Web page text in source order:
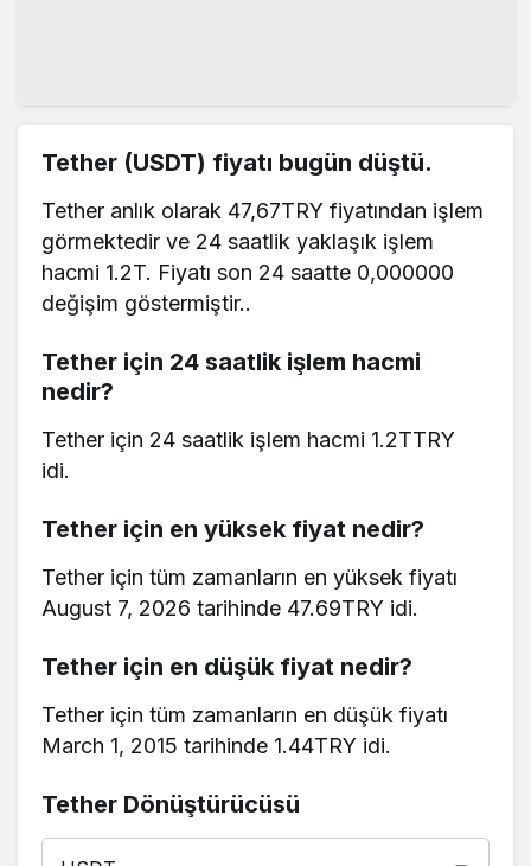
Tether (USDT) fiyatı bugün düştü.
Tether anlık olarak 47,67TRY fiyatından işlem
görmektedir ve 24 saatlik yaklaşık işlem
hacmi 1.2T. Fiyatı son 24 saatte 0,000000
değişim göstermiştir..
Tether için 24 saatlik işlem hacmi
nedir?
Tether için 24 saatlik işlem hacmi 1.2TTRY
idi.
Tether için en yüksek fiyat nedir?
Tether için tüm zamanların en yüksek fiyatı
August 7, 2026 tarihinde 47.69TRY idi.
Tether için en düşük fiyat nedir?
Tether için tüm zamanların en düşük fiyatı
March 1, 2015 tarihinde 1.44TRY idi.
Tether Dönüştürücüsü